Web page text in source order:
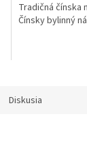
Tradičná čínska
Čínsky bylinný
Diskusia